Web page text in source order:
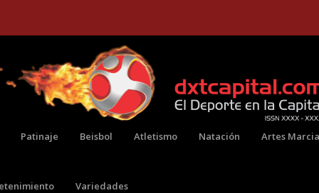
Patinaje Beisbol Atletismo Natación Artes
Variedades